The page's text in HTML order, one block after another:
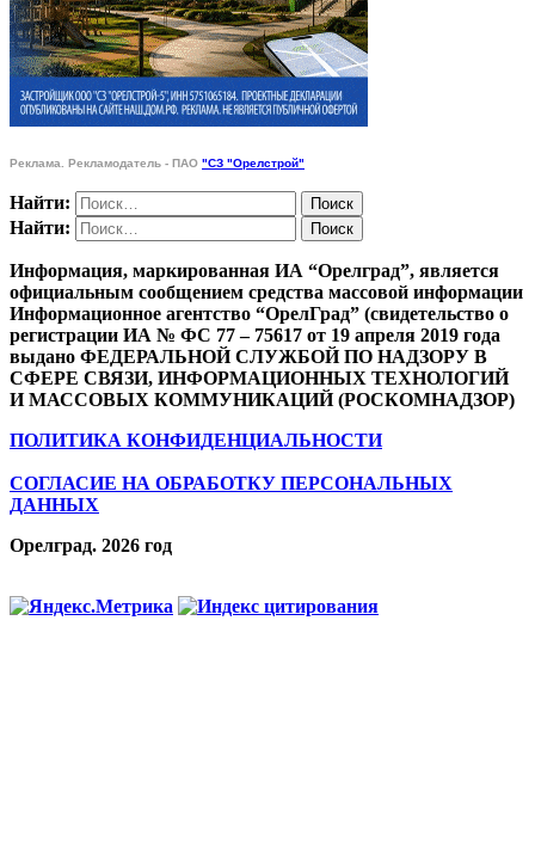
Реклама. Рекламодатель - ПАО "СЗ "Орелстрой"
Найти:
Найти:
Информация, маркированная ИА “Орелград”, является
официальным сообщением средства массовой информации
Информационное агентство “ОрелГрад” (свидетельство о
регистрации ИА № ФС 77 – 75617 от 19 апреля 2019 года
выдано ФЕДЕРАЛЬНОЙ СЛУЖБОЙ ПО НАДЗОРУ В
СФЕРЕ СВЯЗИ, ИНФОРМАЦИОННЫХ ТЕХНОЛОГИЙ
И МАССОВЫХ КОММУНИКАЦИЙ (РОСКОМНАДЗОР)
ПОЛИТИКА КОНФИДЕНЦИАЛЬНОСТИ
СОГЛАСИЕ НА ОБРАБОТКУ ПЕРСОНАЛЬНЫХ
ДАННЫХ
Орелград. 2026 год